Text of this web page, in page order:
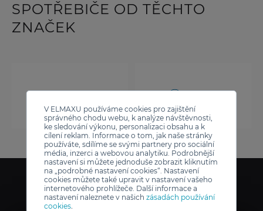
V ELMAXU používáme cookies pro zajištění
správného chodu webu, k analýze návštěvnosti,
ke sledování výkonu, personalizaci obsahu a k
cílení reklam. Informace o tom, jak naše stránky
používáte, sdílíme se svými partnery pro sociální
média, inzerci a webovou analytiku. Podrobnější
nastavení si můžete jednoduše zobrazit kliknutím
na „podrobné nastavení cookies“. Nastavení
cookies můžete také upravit v nastavení vašeho
internetového prohlížeče. Další informace a
nastavení naleznete v našich zásadách používání
cookies.
SPOTŘEBIČE OD TĚCHTO
ZNAČEK